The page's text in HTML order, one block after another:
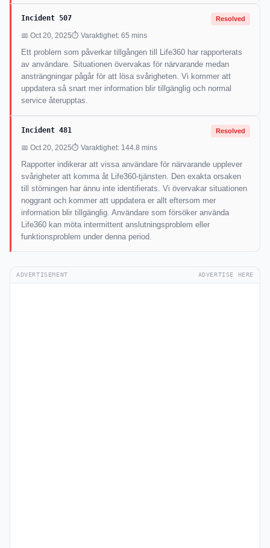
Incident 507 Resolved
📅 Oct 20, 2025⏱ Varaktighet: 65 mins
Ett problem som påverkar tillgången till Life360 har rapporterats
av användare. Situationen övervakas för närvarande medan
ansträngningar pågår för att lösa svårigheten. Vi kommer att
uppdatera så snart mer information blir tillgänglig och normal
service återupptas.
Incident 481 Resolved
📅 Oct 20, 2025⏱ Varaktighet: 144.8 mins
Rapporter indikerar att vissa användare för närvarande upplever
svårigheter att komma åt Life360-tjänsten. Den exakta orsaken
till störningen har ännu inte identifierats. Vi övervakar situationen
noggrant och kommer att uppdatera er allt eftersom mer
information blir tillgänglig. Användare som försöker använda
Life360 kan möta intermittent anslutningsproblem eller
funktionsproblem under denna period.
ADVERTISEMENT ADVERTISE HERE